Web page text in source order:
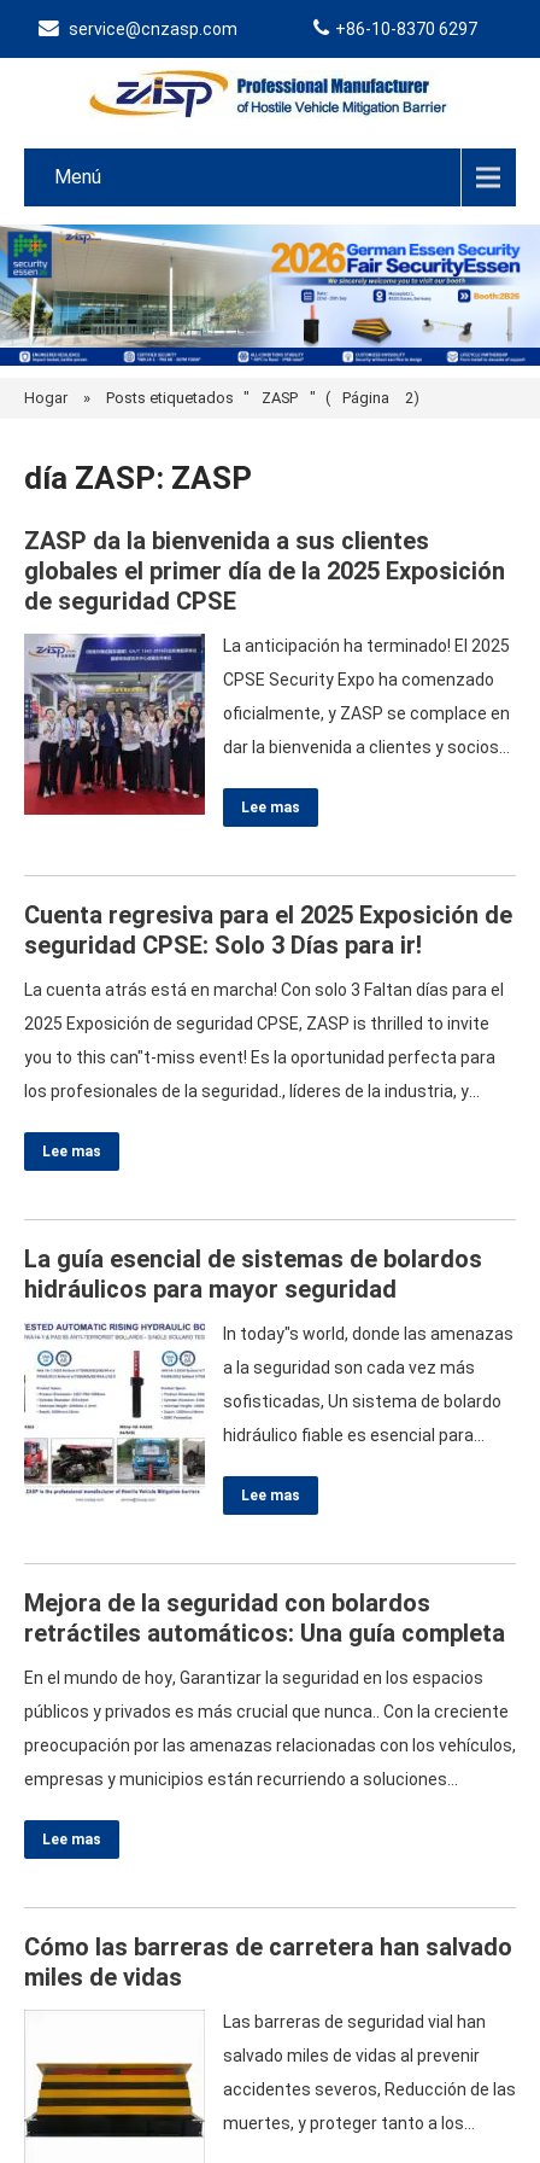
service@cnzasp.com +86-10-8370 6297
Menú
Hogar » Posts etiquetados " ZASP " ( Página 2)
día ZASP: ZASP
ZASP da la bienvenida a sus clientes
globales el primer día de la 2025 Exposición
de seguridad CPSE
La anticipación ha terminado! El 2025
CPSE Security Expo ha comenzado
oficialmente, y ZASP se complace en
dar la bienvenida a clientes y socios
la Convención de Shenzhen
un torbellino de interacciones
apasionantes y debates
interesantes.,mostrando nuestro
compromiso con soluciones de
seguridad innovadoras.Una cálida
bienvenida como…
Lee mas
Cuenta regresiva para el 2025 Exposición de
seguridad CPSE: Solo 3 Días para ir!
La cuenta atrás está en marcha! Con solo 3 Faltan días para el
2025 Exposición de seguridad CPSE, ZASP is thrilled to invite
you to this can"t-miss event! Es la oportunidad perfecta para
los profesionales de la seguridad. , líderes de la industria, y
en soluciones de seguridad y protección.
Centro de Exposiciones,Stand 7B27 en…
Lee mas
La guía esencial de sistemas de bolardos
hidráulicos para mayor seguridad
In today"s world, donde las amenazas
a la seguridad son cada vez más
sofisticadas, Un sistema de bolardo
hidráulico fiable es esencial para
privados..
control de acceso de vehículos.,
Garantizar que sólo los vehículos
autorizados puedan entrar en zonas
sensibles..Este artículo explora los
diversos aspectos de los sistemas
de bolardos automáticos.,bolardos
hidráulicos retráctiles,y sistemas de
Lee mas
Mejora de la seguridad con bolardos
retráctiles automáticos: Una guía completa
En el mundo de hoy, Garantizar la seguridad en los espacios
públicos y privados es más crucial que nunca.
Con la creciente
preocupación por las amenazas relacionadas con los vehículos,
empresas y municipios están recurriendo a soluciones
barreras innovadoras están diseñadas para proporcionar una
acceso..Este artículo profundiza en los distintos tipos de
bolardos.,
…
Lee mas
Cómo las barreras de carretera han salvado
miles de vidas
Las barreras de seguridad vial han
salvado miles de vidas al prevenir
accidentes severos, Reducción de las
muertes, y proteger tanto a los